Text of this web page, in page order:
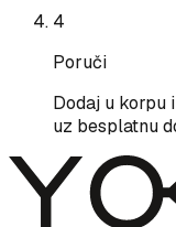
4
Poruči
Dodaj u korpu
uz besplatnu